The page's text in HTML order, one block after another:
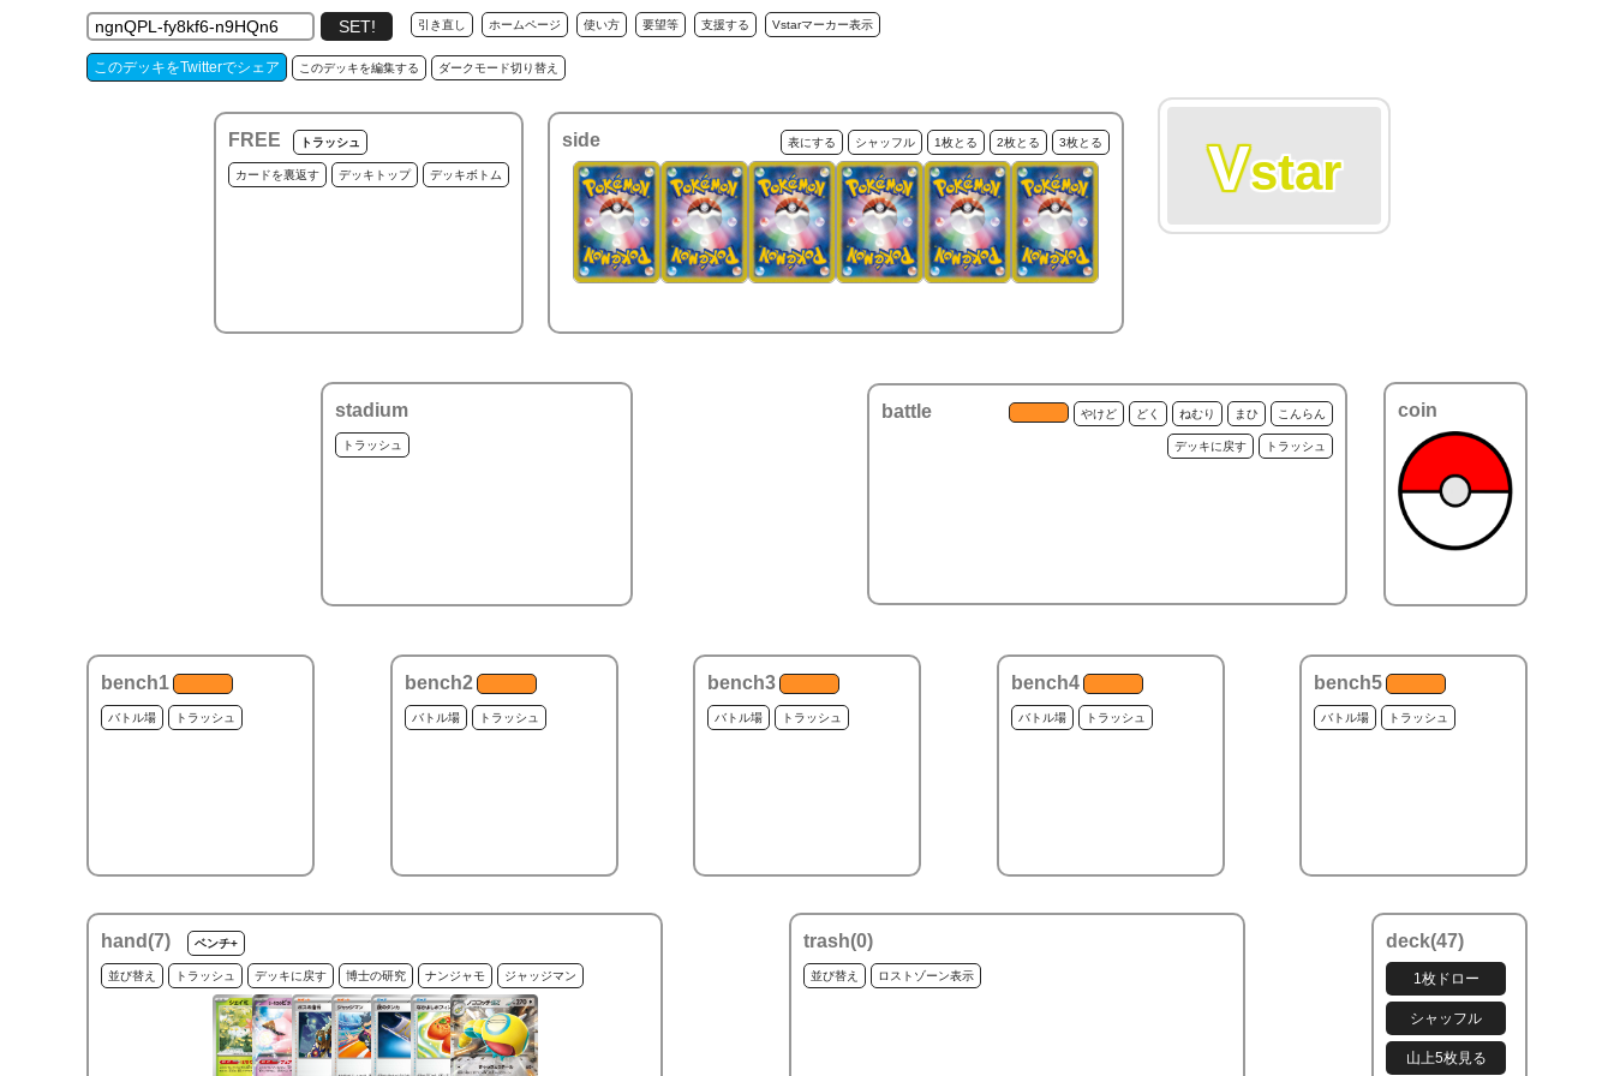
引き直し ホームページ 使い方 要望等 支援する Vstarマーカー表示
このデッキをTwitterでシェア このデッキを編集する ダークモード切り替え
FREE トラッシュ
カードを裏返す デッキトップ デッキボトム
side 表にする シャッフル 1枚とる 2枚とる 3枚とる Vstar
stadium
トラッシュ
battle やけど どく ねむり まひ こんらん
デッキに戻す トラッシュ
coin
bench1
バトル場 トラッシュ
bench2
バトル場 トラッシュ
bench3
バトル場 トラッシュ
bench4
バトル場 トラッシュ
bench5
バトル場 トラッシュ
hand(7) ベンチ+
並び替え トラッシュ デッキに戻す 博士の研究 ナンジャモ ジャッジマン
trash(0)
並び替え ロストゾーン表示
deck(47)